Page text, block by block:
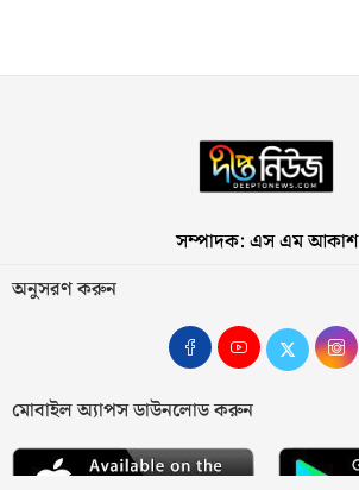
সম্পাদক: এস এম আকাশ
অনুসরণ করুন
মোবাইল অ্যাপস ডাউনলোড করুন